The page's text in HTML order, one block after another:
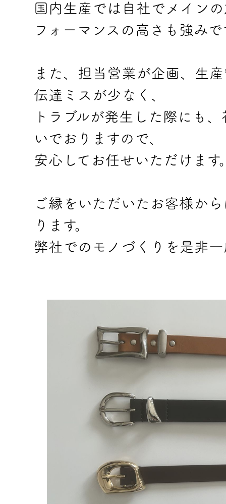
国内生産では自社でメイン
フォーマンスの高さも強みで
また、担当営業が企画、生
伝達ミスが少なく、
トラブルが発生した際にも
いでおりますので、
安心してお任せいただけます
ご縁をいただいたお客様か
ります。
弊社でのモノづくりを是非